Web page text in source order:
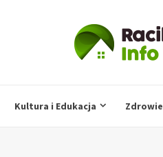
Kultura i Edukacja Zdrowie